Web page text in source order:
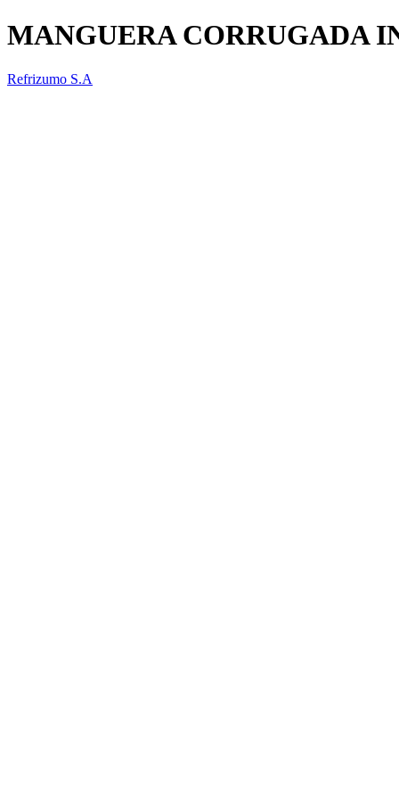
MANGUERA CORRUGADA
Refrizumo S.A